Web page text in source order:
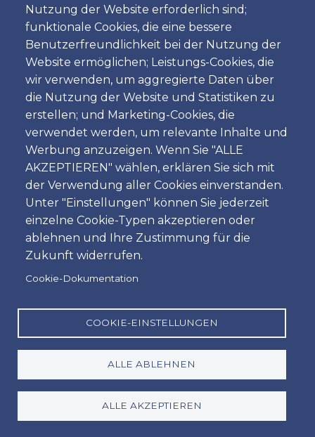
Nutzung der Website erforderlich sind;
funktionale Cookies, die eine bessere
Benutzerfreundlichkeit bei der Nutzung der
Website ermöglichen; Leistungs-Cookies, die
wir verwenden, um aggregierte Daten über
die Nutzung der Website und Statistiken zu
erstellen; und Marketing-Cookies, die
verwendet werden, um relevante Inhalte und
Werbung anzuzeigen. Wenn Sie "ALLE
AKZEPTIEREN" wählen, erklären Sie sich mit
der Verwendung aller Cookies einverstanden.
Unter "Einstellungen" können Sie jederzeit
einzelne Cookie-Typen akzeptieren oder
ablehnen und Ihre Zustimmung für die
Zukunft widerrufen.
Cookie-Dokumentation
COOKIE-EINSTELLUNGEN
ALLE ABLEHNEN
ALLE AKZEPTIEREN
Standort
Tag
Datum
Zeit
Zeit
Dropoff
Standort
Zeit